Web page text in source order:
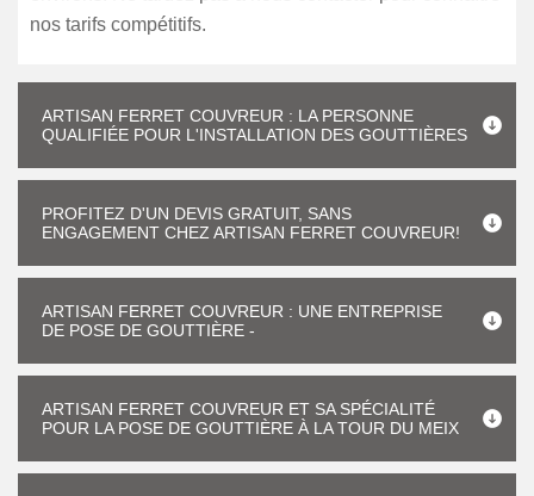
nos tarifs compétitifs.
ARTISAN FERRET COUVREUR : LA PERSONNE
QUALIFIÉE POUR L'INSTALLATION DES GOUTTIÈRES
PROFITEZ D'UN DEVIS GRATUIT, SANS
ENGAGEMENT CHEZ ARTISAN FERRET COUVREUR!
ARTISAN FERRET COUVREUR : UNE ENTREPRISE
DE POSE DE GOUTTIÈRE -
ARTISAN FERRET COUVREUR ET SA SPÉCIALITÉ
POUR LA POSE DE GOUTTIÈRE À LA TOUR DU MEIX